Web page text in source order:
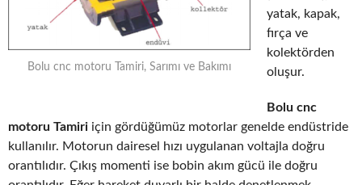
Bolu cnc motoru Tamiri, Sarımı ve Bakımı
yatak, kapak,
fırça ve
kolektörden
oluşur.
Bolu cnc
motoru Tamiri için gördüğümüz motorlar genelde endüstride
kullanılır. Motorun dairesel hızı uygulanan voltajla doğru
orantılıdır. Çıkış momenti ise bobin akım gücü ile doğru